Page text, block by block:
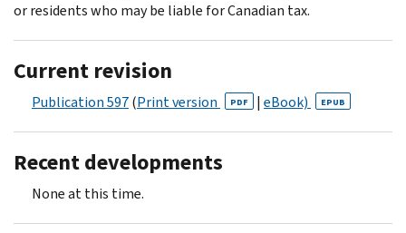
or residents who may be liable for Canadian tax.
Current revision
Publication 597(Print version PDF | eBook) EPUB
Recent developments
None at this time.